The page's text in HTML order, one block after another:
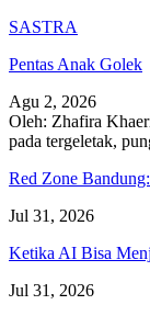
SASTRA
Pentas Anak Golek
Agu 2, 2026
Oleh: Zhafira
pada tergeletak,
Red Zone
Jul 31, 2026
Ketika AI Bisa
Jul 31, 2026